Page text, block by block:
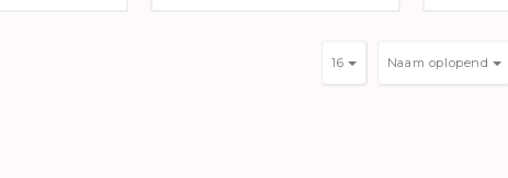
Naam oplopend
16